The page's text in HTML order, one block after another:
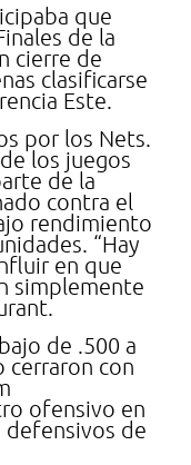
que
de la
cierre de
clasificarse
Este.
por los Nets.
de los juegos
de la
contra el
rendimiento
“Hay
en que
simplemente
de .500 a
cerraron con
ofensivo en
de